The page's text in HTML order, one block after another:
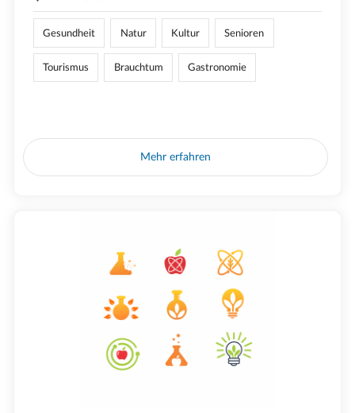
Gesundheit Natur Kultur Senioren
Tourismus Brauchtum Gastronomie
Mehr erfahren